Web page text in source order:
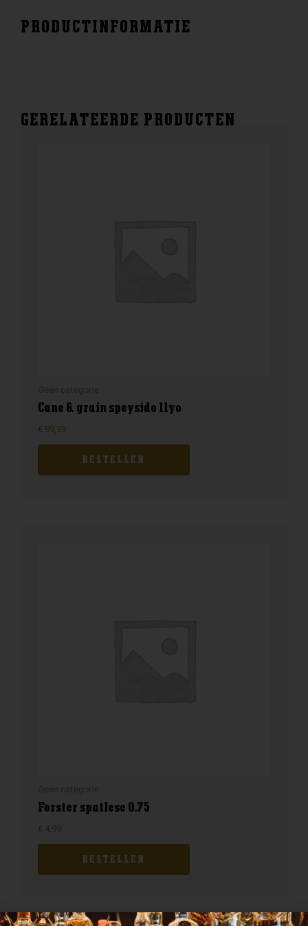
PRODUCTINFORMATIE
GERELATEERDE PRODUCTEN
Cane & grain speyside 11yo
€ 89,99
BESTELLEN
Forster spatlese 0.75
€ 4,99
BESTELLEN